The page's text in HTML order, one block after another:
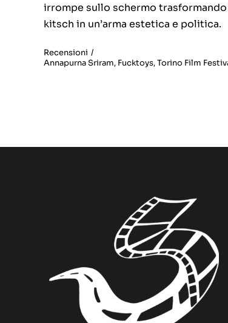
irrompe sullo schermo
kitsch in un’arma estetica e politica.
Recensioni /
Annapurna Sriram, Fucktoys,Torino Film